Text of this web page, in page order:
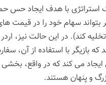
استراتژی با هدف ایجاد حس
بتواند سهام خود را در قیمت
کند). در این حالت نیز،
که بازیگر با استفاده از آن،
می کند که در واقع،
و پنهان هستند.